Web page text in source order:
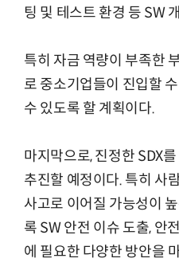
팅 및 테스트 환경 등 SW
특히 자금 역량이 부족한
로 중소기업들이 진입할
수 있도록 할 계획이다.
마지막으로, 진정한 SDX
추진할 예정이다. 특히 사
사고로 이어질 가능성이
록 SW 안전 이슈 도출, 안
에 필요한 다양한 방안을